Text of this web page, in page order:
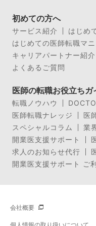
初めての方へ
サービス紹介
はじめ
はじめての医師転職マ
キャリアパートナー紹介
よくあるご質問
医師の転職お役立ちガ
転職ノウハウ
医師転職ナレッジ
医
スペシャルコラム
業
開業医支援サポート
求人のお知らせ代行
開業医支援サポート ご
会社概要